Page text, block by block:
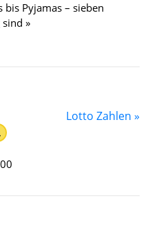
Pyjamas – sieben
»
Lotto Zahlen »